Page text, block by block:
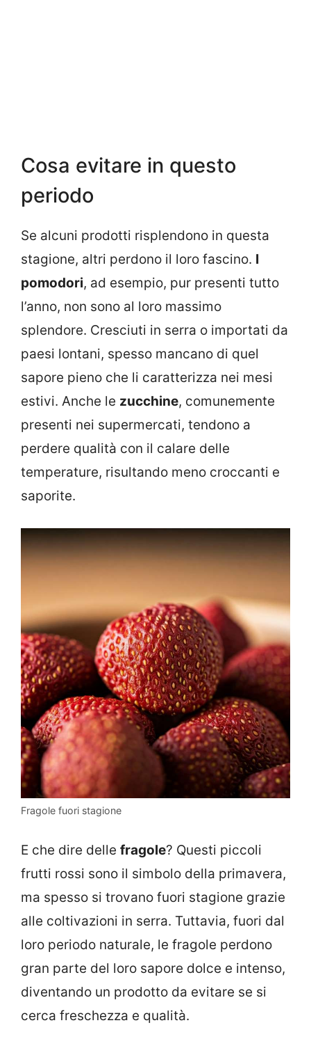
Cosa evitare in questo
periodo
Se alcuni prodotti risplendono in questa
stagione, altri perdono il loro fascino. I
pomodori, ad esempio, pur presenti tutto
l’anno, non sono al loro massimo
splendore. Cresciuti in serra o importati da
paesi lontani, spesso mancano di quel
sapore pieno che li caratterizza nei mesi
estivi. Anche le zucchine, comunemente
presenti nei supermercati, tendono a
perdere qualità con il calare delle
temperature, risultando meno croccanti e
saporite.
Fragole fuori stagione
E che dire delle fragole? Questi piccoli
frutti rossi sono il simbolo della primavera,
ma spesso si trovano fuori stagione grazie
alle coltivazioni in serra. Tuttavia, fuori dal
loro periodo naturale, le fragole perdono
gran parte del loro sapore dolce e intenso,
diventando un prodotto da evitare se si
cerca freschezza e qualità.